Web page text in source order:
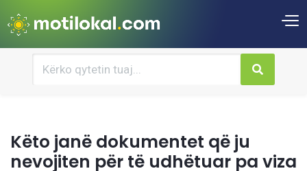
Këto janë dokumentet që ju
nevojiten për të udhëtuar pa viza